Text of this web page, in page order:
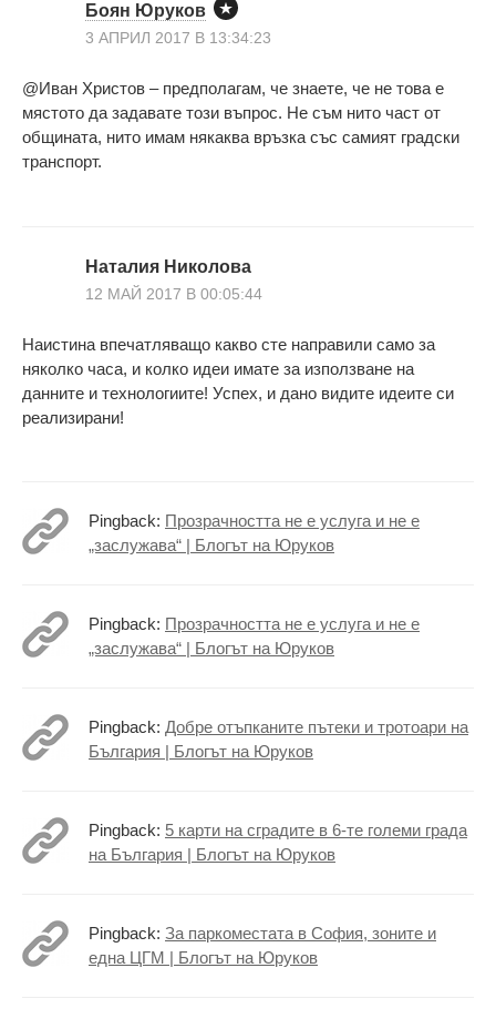
Боян Юруков
3 АПРИЛ 2017 В 13:34:23
@Иван Христов – предполагам, че знаете, че не това е
мястото да задавате този въпрос. Не съм нито част от
общината, нито имам някаква връзка със самият градски
транспорт.
Наталия Николова
12 МАЙ 2017 В 00:05:44
Наистина впечатляващо какво сте направили само за
няколко часа, и колко идеи имате за използване на
данните и технологиите! Успех, и дано видите идеите си
реализирани!
Pingback: Прозрачността не е услуга и не е
„заслужава“ | Блогът на Юруков
Pingback: Прозрачността не е услуга и не е
„заслужава“ | Блогът на Юруков
Pingback: Добре отъпканите пътеки и тротоари на
България | Блогът на Юруков
Pingback: 5 карти на сградите в 6-те големи града
на България | Блогът на Юруков
Pingback: За паркоместата в София, зоните и
една ЦГМ | Блогът на Юруков